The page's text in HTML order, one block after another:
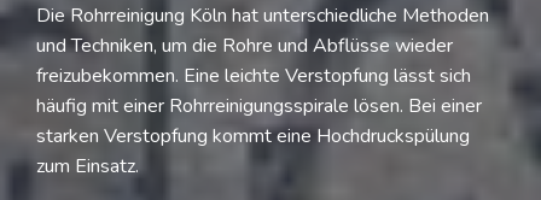
Die Rohrreinigung Köln hat unterschiedliche Methoden
und Techniken, um die Rohre und Abflüsse wieder
freizubekommen. Eine leichte Verstopfung lässt sich
häufig mit einer Rohrreinigungsspirale lösen. Bei einer
starken Verstopfung kommt eine Hochdruckspülung
zum Einsatz.